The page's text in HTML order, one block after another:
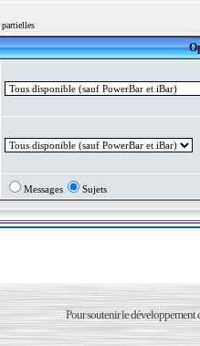
Messages Sujets
Pour soutenir le développement